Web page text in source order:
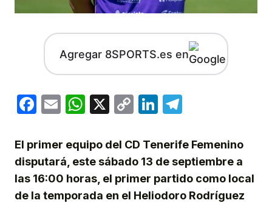
Agregar 8SPORTS.es en
Facebook
EmailWhatsApp
X
CopyLinkedIn
El primer equipo del CD Tenerife Femenino
disputará, este sábado 13 de septiembre a
las 16:00 horas, el primer partido como local
de la temporada en el Heliodoro Rodríguez